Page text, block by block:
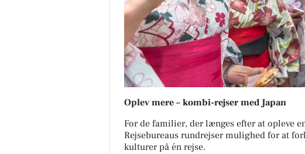
Oplev mere – kombi-rejser med Japan
For de familier, der længes efter at opleve
Rejsebureaus rundrejser mulighed for at
kulturer på én rejse.